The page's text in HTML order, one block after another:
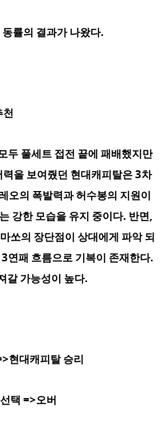
률의 결과가 나왔다.
천
두 풀세트 접전 끝에 패배했지만
을 보여줬던 현대캐피탈은 3차
오의 폭발력과 허수봉의 지원이
강한 모습을 유지 중이다. 반면,
쏘의 장단점이 상대에게 파악 되
연패 흐름으로 기복이 존재한다.
갈 가능성이 높다.
현대캐피탈 승리
택 =>오버